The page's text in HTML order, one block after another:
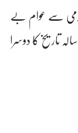
سے عوام بے
حال ہو کر رہ گئے ہیں ، جون کا مہینہ 142 سالہ تاریخ کا دوسرا